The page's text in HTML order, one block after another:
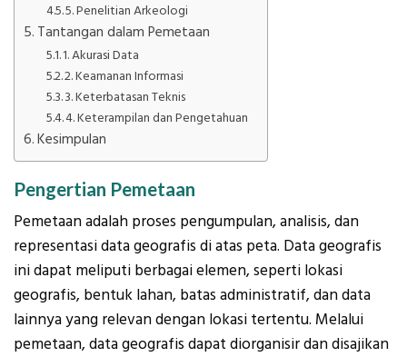
5. Penelitian Arkeologi
Tantangan dalam Pemetaan
1. Akurasi Data
2. Keamanan Informasi
3. Keterbatasan Teknis
4. Keterampilan dan Pengetahuan
Kesimpulan
Pengertian Pemetaan
Pemetaan adalah proses pengumpulan, analisis, dan
representasi data geografis di atas peta. Data geografis
ini dapat meliputi berbagai elemen, seperti lokasi
geografis, bentuk lahan, batas administratif, dan data
lainnya yang relevan dengan lokasi tertentu. Melalui
pemetaan, data geografis dapat diorganisir dan disajikan